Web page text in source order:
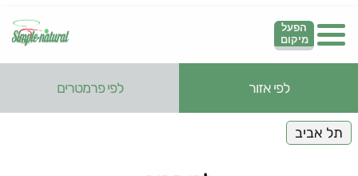
הפעל
מיקום
לפי אזור לפי פרמטרים
תל אביב